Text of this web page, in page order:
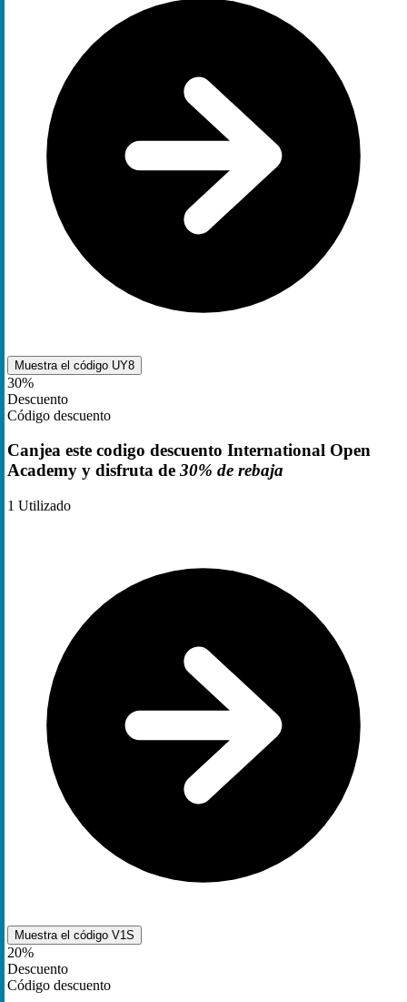
Muestra el código UY8
30%
Descuento
Código descuento
Canjea este codigo descuento International Open
Academy y disfruta de 30% de rebaja
1 Utilizado
Muestra el código V1S
20%
Descuento
Código descuento